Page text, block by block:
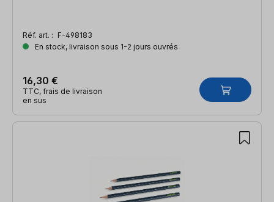
Réf. art. : F-498183
En stock, livraison sous 1-2 jours ouvrés
16,30 €
TTC, frais de livraison
en sus